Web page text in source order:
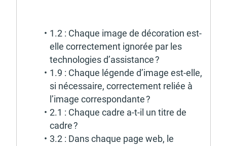
1.2 : Chaque image de déco­ra­tion est-
elle correc­te­ment igno­rée par les
tech­no­lo­gies d’as­sis­tance ?
1.9 : Chaque légende d’image est-elle,
si néces­saire, correc­te­ment reliée à
l’image corres­pon­dante ?
2.1 : Chaque cadre a-t-il un titre de
cadre ?
3.2 : Dans chaque page web, le